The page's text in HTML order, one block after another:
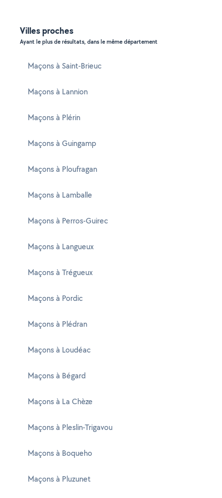
Villes proches
Ayant le plus de résultats, dans le même département
Maçons à Saint-Brieuc
Maçons à Lannion
Maçons à Plérin
Maçons à Guingamp
Maçons à Ploufragan
Maçons à Lamballe
Maçons à Perros-Guirec
Maçons à Langueux
Maçons à Trégueux
Maçons à Pordic
Maçons à Plédran
Maçons à Loudéac
Maçons à Bégard
Maçons à La Chèze
Maçons à Pleslin-Trigavou
Maçons à Boqueho
Maçons à Pluzunet